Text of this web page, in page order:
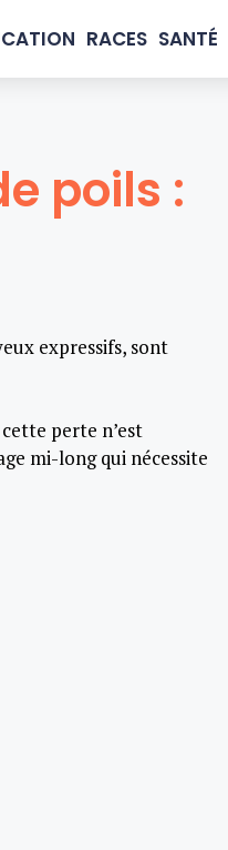
RACES SANTÉ
poils :
expressifs, sont
cette perte n’est
mi-long qui nécessite